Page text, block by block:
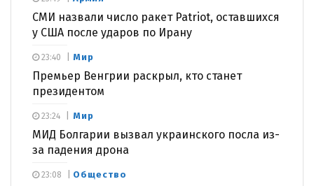
СМИ назвали число ракет Patriot, оставшихся
у США после ударов по Ирану
Мир
Премьер Венгрии раскрыл, кто станет
президентом
23:40
Мир
МИД Болгарии вызвал украинского посла из-
за падения дрона
23:24
Общество
23:08